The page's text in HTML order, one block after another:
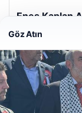
Enes Kaplan
28/04/2026
Göz Atın